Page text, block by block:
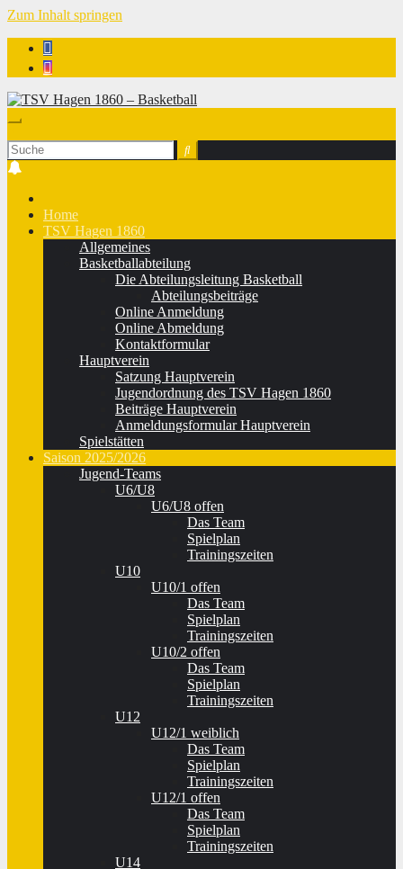
Zum Inhalt springen
Home
TSV Hagen 1860
Allgemeines
Basketballabteilung
Die Abteilungsleitung Basketball
Abteilungsbeiträge
Online Anmeldung
Online Abmeldung
Kontaktformular
Hauptverein
Satzung Hauptverein
Jugendordnung des TSV Hagen 1860
Beiträge Hauptverein
Anmeldungsformular Hauptverein
Spielstätten
Saison 2025/2026
Jugend-Teams
U6/U8
U6/U8 offen
Das Team
Spielplan
Trainingszeiten
U10
U10/1 offen
Das Team
Spielplan
Trainingszeiten
U10/2 offen
Das Team
Spielplan
Trainingszeiten
U12
U12/1 weiblich
Das Team
Spielplan
Trainingszeiten
U12/1 offen
Das Team
Spielplan
Trainingszeiten
U14